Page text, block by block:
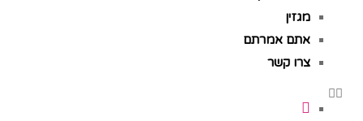
מגזין
אתם אמרתם
צרו קשר